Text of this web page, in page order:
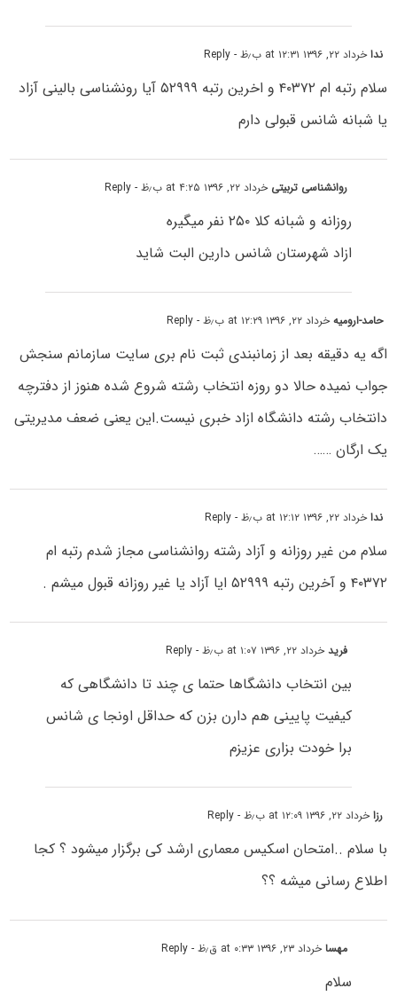
نداخرداد ۲۲, ۱۳۹۶ at ۱۲:۳۱ ب٫ظ - Reply
سلام رتبه ام ۴۰۳۷۲ و اخرین رتبه ۵۲۹۹۹ آیا رونشناسی بالینی آزاد
یا شبانه شانس قبولی دارم
روانشناسی تربیتی خرداد ۲۲, ۱۳۹۶ at ۴:۲۵ ب٫ظ - Reply
روزانه و شبانه کلا ۲۵۰ نفر میگیره
ازاد شهرستان شانس دارین البت شاید
حامد-ارومیهخرداد ۲۲, ۱۳۹۶ at ۱۲:۲۹ ب٫ظ - Reply
اگه یه دقیقه بعد از زمانبندی ثبت نام بری سایت سازمانم سنجش
جواب نمیده حالا دو روزه انتخاب رشته شروع شده هنوز از دفترچه
دانتخاب رشته دانشگاه ازاد خبری نیست.این یعنی ضعف مدیریتی
یک ارگان ……
نداخرداد ۲۲, ۱۳۹۶ at ۱۲:۱۲ ب٫ظ - Reply
سلام من غیر روزانه و آزاد رشته روانشناسی مجاز شدم رتبه ام
۴۰۳۷۲ و آخرین رتبه ۵۲۹۹۹ ایا آزاد یا غیر روزانه قبول میشم .
فریدخرداد ۲۲, ۱۳۹۶ at ۱:۰۷ ب٫ظ - Reply
بین انتخاب دانشگاها حتما ی چند تا دانشگاهی که
کیفیت پایینی هم دارن بزن که حداقل اونجا ی شانس
برا خودت بزاری عزیزم
رزاخرداد ۲۲, ۱۳۹۶ at ۱۲:۰۹ ب٫ظ - Reply
با سلام ..امتحان اسکیس معماری ارشد کی برگزار میشود ؟ کجا
اطلاع رسانی میشه ؟؟
مهساخرداد ۲۳, ۱۳۹۶ at ۰:۳۳ ق٫ظ - Reply
سلام